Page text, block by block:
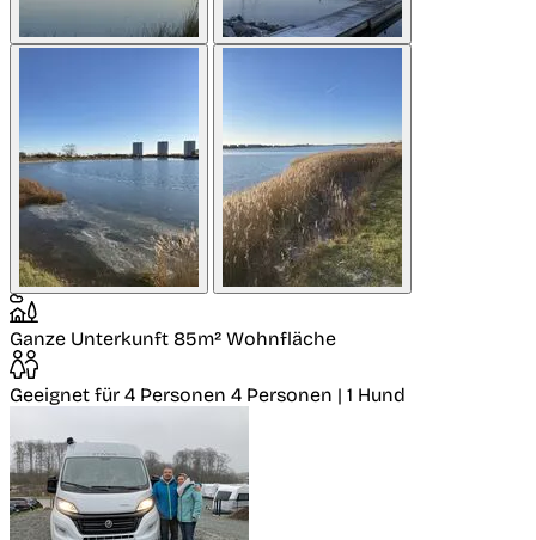
Ganze Unterkunft 85m² Wohnfläche
Geeignet für 4 Personen 4 Personen | 1 Hund